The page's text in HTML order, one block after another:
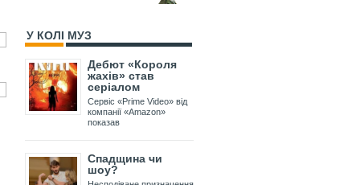
У КОЛІ МУЗ
Дебют «Короля
жахів» став
серіалом
Сервіс «Prime Video» від
компанії «Amazon»
показав
Спадщина чи
шоу?